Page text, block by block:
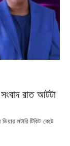
রাত আটটা
লটারি টিকিট কেটে